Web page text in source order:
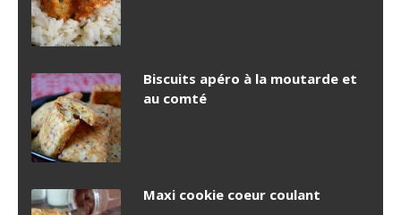
Biscuits apéro à la moutarde et
au comté
Maxi cookie coeur coulant